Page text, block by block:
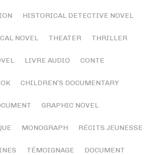
HISTORICAL DETECTIVE NOVEL
NOVEL THEATER THRILLER
LIVRE AUDIO CONTE
CHILDREN’S DOCUMENTARY
GRAPHIC NOVEL
MONOGRAPH RÉCITS JEUNESSE
TÉMOIGNAGE DOCUMENT